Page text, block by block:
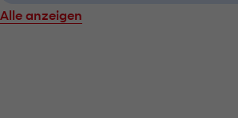
Alle anzeigen